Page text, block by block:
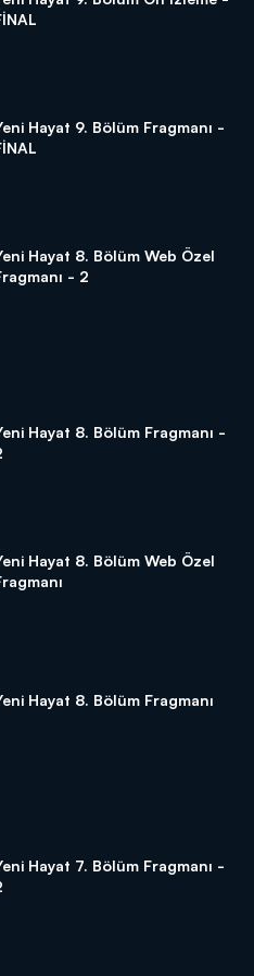
Hayat 9. Bölüm Fragmanı -
Hayat 8. Bölüm Web Özel
- 2
Hayat 8. Bölüm Fragmanı -
Hayat 8. Bölüm Web Özel
Hayat 8. Bölüm Fragmanı
Hayat 7. Bölüm Fragmanı -